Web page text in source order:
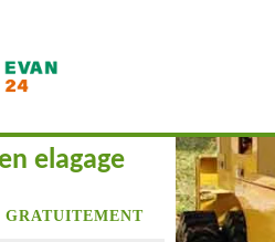
elagage
GRATUITEMENT